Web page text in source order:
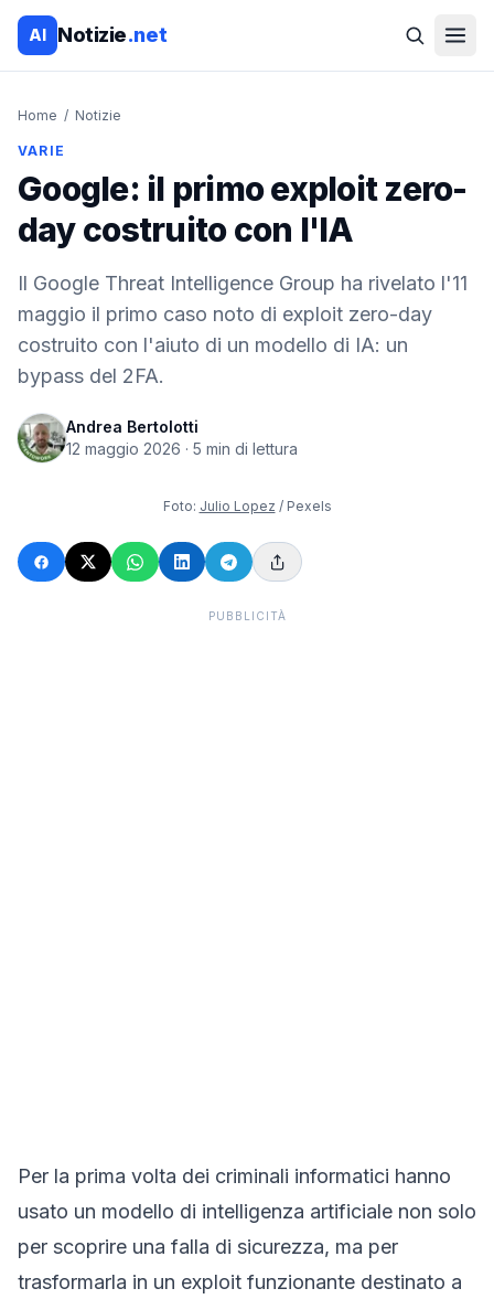
AI Notizie.net
Home / Notizie
VARIE
Google: il primo exploit zero-
day costruito con l'IA
Il Google Threat Intelligence Group ha rivelato l'11
maggio il primo caso noto di exploit zero-day
costruito con l'aiuto di un modello di IA: un
bypass del 2FA.
Andrea Bertolotti
12 maggio 2026 · 5 min di lettura
Foto: Julio Lopez / Pexels
PUBBLICITÀ
Per la prima volta dei criminali informatici hanno
usato un modello di intelligenza artificiale non solo
per scoprire una falla di sicurezza, ma per
trasformarla in un exploit funzionante destinato a